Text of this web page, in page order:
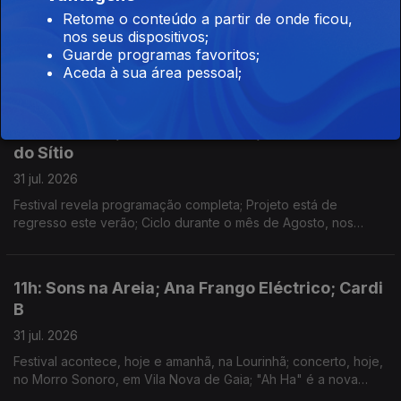
03 ago. 2026
Anunciadas 8 novas confirmações; começa hoje o festival na
Aldeia de Valezim; Spider Man faz 927 milhões de dólares no
primeiro fim-de-semana e a Odisseia conta já com 911 milhões
do Sítio
31 jul. 2026
Festival revela programação completa; Projeto está de
regresso este verão; Ciclo durante o mês de Agosto, nos
11h: Sons na Areia; Ana Frango Eléctrico; Cardi
B
31 jul. 2026
Festival acontece, hoje e amanhã, na Lourinhã; concerto, hoje,
no Morro Sonoro, em Vila Nova de Gaia; "Ah Ha" é a nova
Retome o conteúdo a partir de onde ficou,
nos seus dispositivos;
Guarde programas favoritos;
Aceda à sua área pessoal;